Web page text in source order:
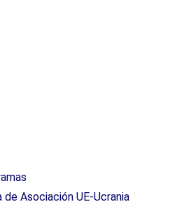
de Asociación UE-Ucrania